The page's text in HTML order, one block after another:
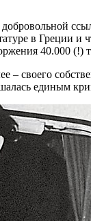
в Греции и
40.000
своего
единым